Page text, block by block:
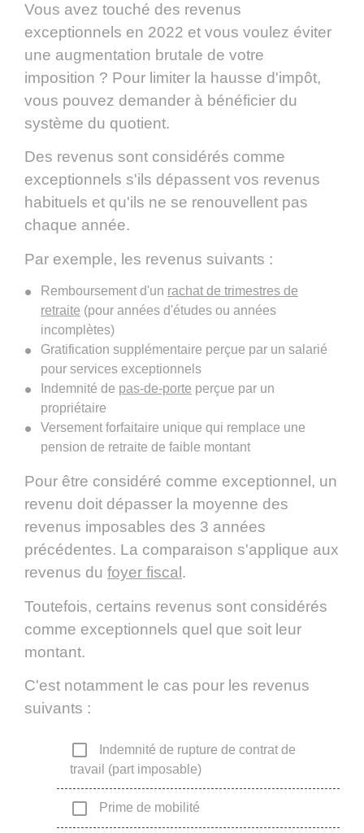
Vous avez touché des revenus
exceptionnels en 2022 et vous voulez éviter
une augmentation brutale de votre
imposition ? Pour limiter la hausse d'impôt,
vous pouvez demander à bénéficier du
système du quotient.
Des revenus sont considérés comme
exceptionnels s'ils dépassent vos revenus
habituels et qu'ils ne se renouvellent pas
chaque année.
Par exemple, les revenus suivants :
Remboursement d'un rachat de trimestres de
retraite (pour années d'études ou années
incomplètes)
Gratification supplémentaire perçue par un salarié
pour services exceptionnels
Indemnité de pas-de-porte perçue par un
propriétaire
Versement forfaitaire unique qui remplace une
pension de retraite de faible montant
Pour être considéré comme exceptionnel, un
revenu doit dépasser la moyenne des
revenus imposables des 3 années
précédentes. La comparaison s'applique aux
revenus du foyer fiscal .
Toutefois, certains revenus sont considérés
comme exceptionnels quel que soit leur
montant.
C'est notamment le cas pour les revenus
suivants :
check_box_outline_blank
Indemnité de rupture de contrat de
travail (part imposable)
check_box_outline_blank Prime de mobilité